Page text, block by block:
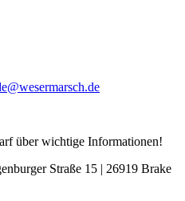
über wichtige Informationen!
Straße 15 | 26919 Brake